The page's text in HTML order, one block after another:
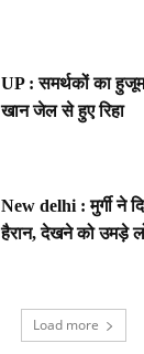
UP : समर्थकों का
खान जेल से हुए रिहा
New delhi : मुर्गी ने
हैरान, देखने को उमड़े
Load more